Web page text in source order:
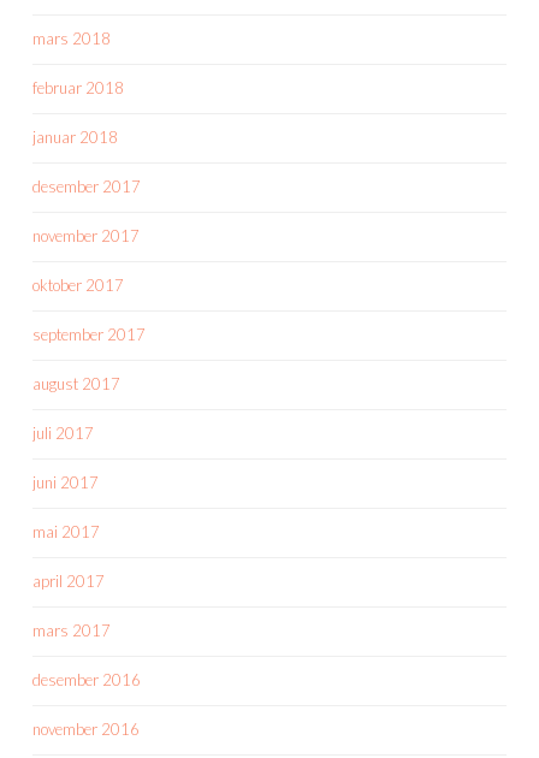
mars 2018
februar 2018
januar 2018
desember 2017
november 2017
oktober 2017
september 2017
august 2017
juli 2017
juni 2017
mai 2017
april 2017
mars 2017
desember 2016
november 2016